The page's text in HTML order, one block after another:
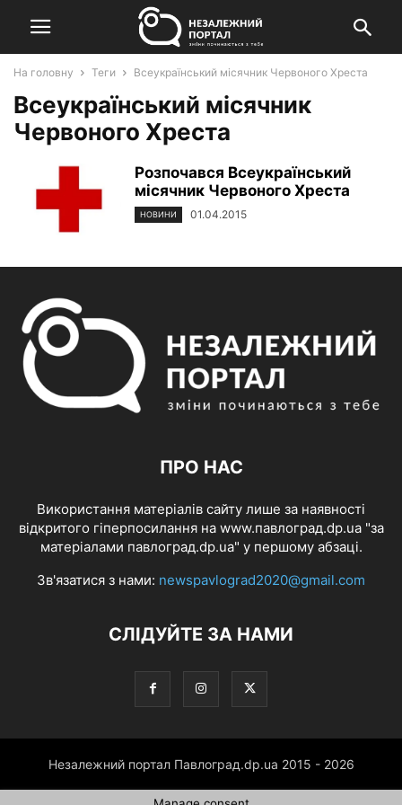
На головну Теги Всеукраїнський місячник Червоного Хреста
Всеукраїнський місячник
Червоного Хреста
Розпочався Всеукраїнський
місячник Червоного Хреста
НОВИНИ 01.04.2015
ПРО НАС
Використання матеріалів сайту лише за наявності
відкритого гіперпосилання на www.павлоград.dp.ua "за
матеріалами павлоград.dp.ua" у першому абзаці.
Зв'язатися з нами: newspavlograd2020@gmail.com
СЛІДУЙТЕ ЗА НАМИ
Незалежний портал Павлоград.dp.ua 2015 - 2026